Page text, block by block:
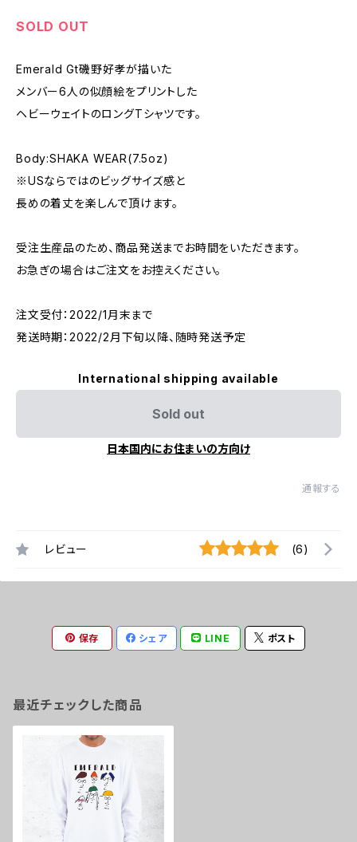
SOLD OUT
Emerald Gt磯野好孝が描いた
メンバー6人の似顔絵をプリントした
ヘビーウェイトのロングTシャツです。
Body:SHAKA WEAR(7.5oz)
※USならではのビッグサイズ感と
長めの着丈を楽しんで頂けます。
受注生産品のため、商品発送までお時間をいただきます。
お急ぎの場合はご注文をお控えください。
注文受付：2022/1月末まで
発送時期：2022/2月下旬以降、随時発送予定
International shipping available
Sold out
日本国内にお住まいの方向け
通報する
レビュー (6)
保存 シェア LINE ポスト
最近チェックした商品